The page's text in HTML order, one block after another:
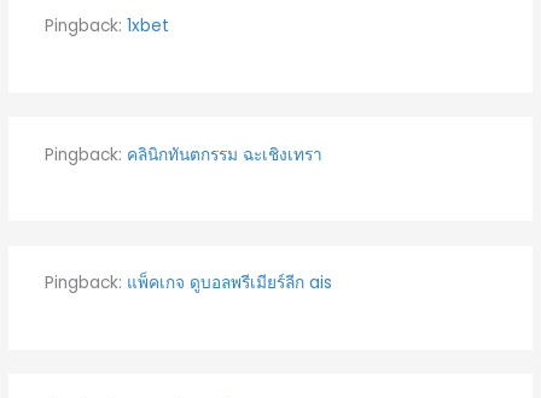
Pingback: 1xbet
Pingback: คลินิกทันตกรรม ฉะเชิงเทรา
Pingback: แพ็คเกจ ดูบอลพรีเมียร์ลีก ais